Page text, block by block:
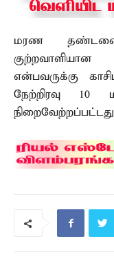
மரண தண்டனை
என்பவருக்கு
நேற்றிரவு